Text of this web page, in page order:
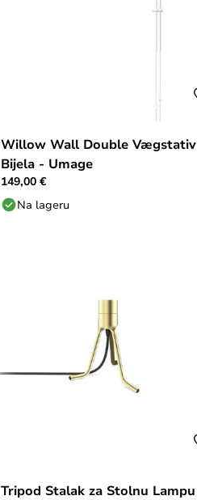
Willow Wall Double Vægstativ
Bijela - Umage
149,00 €
Na lageru
Tripod Stalak za Stolnu Lampu